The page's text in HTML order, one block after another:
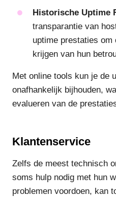
Historische Uptime
transparantie van
uptime prestaties om
krijgen van hun
Met online tools kun je de
onafhankelijk bijhouden,
evalueren van de
Klantenservice
Zelfs de meest technisch
soms hulp nodig met hun
problemen voordoen, kan